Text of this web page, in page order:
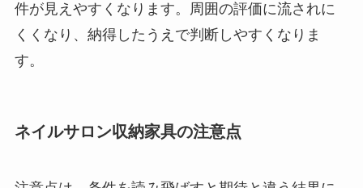
件が見えやすくなります。周囲の評価に流されに
くくなり、納得したうえで判断しやすくなりま
す。
ネイルサロン収納家具の注意点